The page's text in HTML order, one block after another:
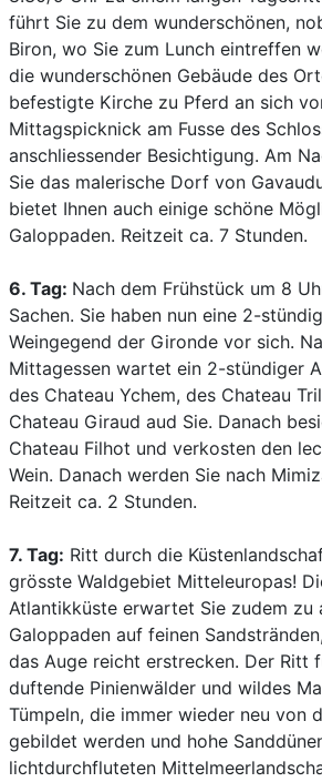
führt Sie zu dem wunderschönen,
Biron, wo Sie zum Lunch eintreffen
die wunderschönen Gebäude des
befestigte Kirche zu Pferd an sich
Mittagspicknick am Fusse des
anschliessender Besichtigung. Am
Sie das malerische Dorf von
bietet Ihnen auch einige schöne
Galoppaden. Reitzeit ca. 7 Stunden.
6. Tag: Nach dem Frühstück um 8
Sachen. Sie haben nun eine 2-
Weingegend der Gironde vor sich.
Mittagessen wartet ein 2-stündiger
des Chateau Ychem, des Chateau
Chateau Giraud aud Sie. Danach
Chateau Filhot und verkosten den
Wein. Danach werden Sie nach
Reitzeit ca. 2 Stunden.
7. Tag: Ritt durch die
grösste Waldgebiet Mitteleuropas!
Atlantikküste erwartet Sie zudem zu
Galoppaden auf feinen
das Auge reicht erstrecken. Der Ritt
duftende Pinienwälder und wildes
Tümpeln, die immer wieder neu von
gebildet werden und hohe
lichtdurchfluteten